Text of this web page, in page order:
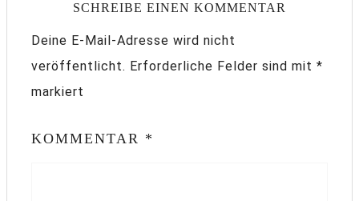
SCHREIBE EINEN KOMMENTAR
Deine E-Mail-Adresse wird nicht
veröffentlicht. Erforderliche Felder sind mit *
markiert
KOMMENTAR *